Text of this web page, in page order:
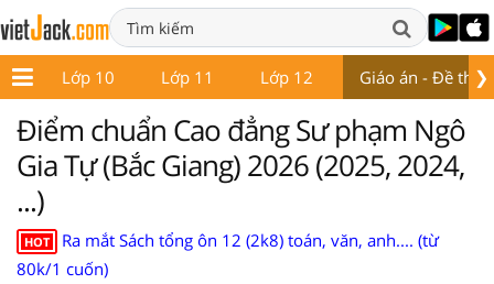
❯
9 Lớp 10 Lớp 11 Lớp 12 Giáo án - Đề thi
Điểm chuẩn Cao đẳng Sư phạm Ngô
Gia Tự (Bắc Giang) 2026 (2025, 2024,
...)
HOT
Ra mắt Sách tổng ôn 12 (2k8) toán, văn, anh.... (từ
80k/1 cuốn)